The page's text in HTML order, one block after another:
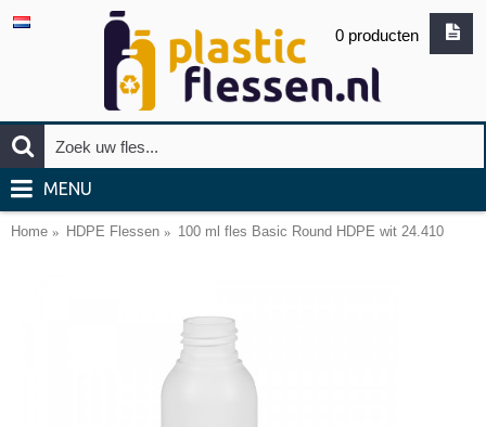
0 producten
MENU
Home HDPE Flessen 100 ml fles Basic Round HDPE wit 24.410